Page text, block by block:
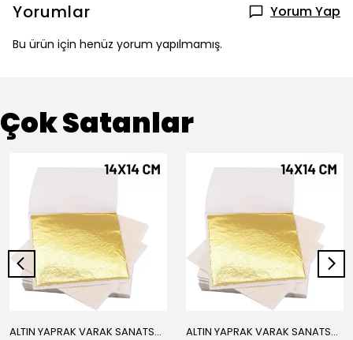
Yorumlar Yorum Yap
Bu ürün için henüz yorum yapılmamış.
Çok Satanlar
ALTIN YAPRAK VARAK SANATSAL BÜYÜK BOY FOLYO EPOKSİ REÇİNE NAİL ART 16 ADET 14X14 CM ALTIN RENK ALTIN YAPRAK VARAK SANATSAL BÜYÜK BOY FOLYO EPOKSİ REÇİNE NAİL ART 8 ADET ALTIN RENK 14X14 CM